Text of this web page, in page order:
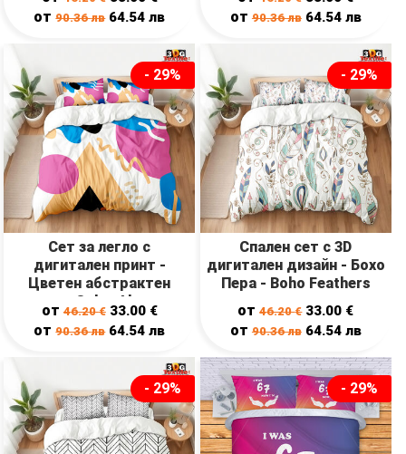
от90.36лв 64.54лв от 90.36лв 64.54 лв
- 29%
Сет за легло с
дигитален принт -
Цветен абстрактен
десен - Color Abstract
Design
от46.20€ 33.00 €
от90.36лв 64.54лв
- 29%
Спален сет с 3D
дигитален дизайн - Бохо
Пера - Boho Feathers
от46.20€ 33.00 €
от 90.36лв 64.54 лв
- 29% - 29%